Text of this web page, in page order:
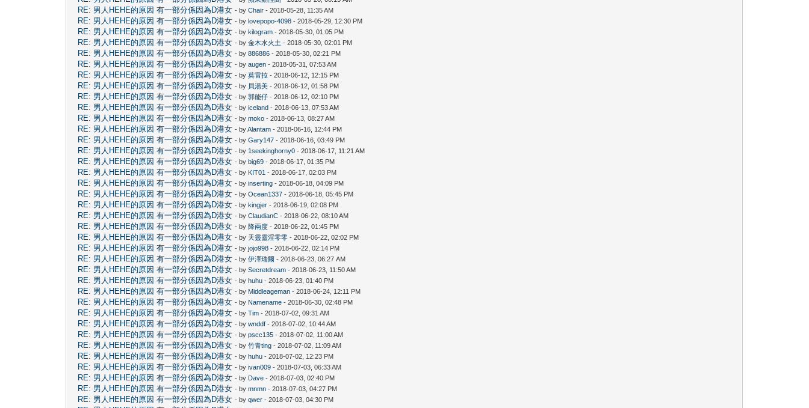
RE: 男人HEHE的原因 有一部分係因為D港女 - byChair - 2018-05-28, 11:35 AM
RE: 男人HEHE的原因 有一部分係因為D港女 - bylovepopo-4098 - 2018-05-29, 12:30 PM
RE: 男人HEHE的原因 有一部分係因為D港女 - bykilogram - 2018-05-30, 01:05 PM
RE: 男人HEHE的原因 有一部分係因為D港女 - by金木水火土 - 2018-05-30, 02:01 PM
RE: 男人HEHE的原因 有一部分係因為D港女 - by886886 - 2018-05-30, 02:21 PM
RE: 男人HEHE的原因 有一部分係因為D港女 - byaugen - 2018-05-31, 07:53 AM
RE: 男人HEHE的原因 有一部分係因為D港女 - by莫雷拉 - 2018-06-12, 12:15 PM
RE: 男人HEHE的原因 有一部分係因為D港女 - by 貝湯美 - 2018-06-12, 01:58 PM
RE: 男人HEHE的原因 有一部分係因為D港女 - by郭能仔 - 2018-06-12, 02:10 PM
RE: 男人HEHE的原因 有一部分係因為D港女 - byiceland - 2018-06-13, 07:53 AM
RE: 男人HEHE的原因 有一部分係因為D港女 - bymoko - 2018-06-13, 08:27 AM
RE: 男人HEHE的原因 有一部分係因為D港女 - byAlantam - 2018-06-16, 12:44 PM
RE: 男人HEHE的原因 有一部分係因為D港女 - byGary147 - 2018-06-16, 03:49 PM
RE: 男人HEHE的原因 有一部分係因為D港女 - by 1seekinghorny0 - 2018-06-17, 11:21 AM
RE: 男人HEHE的原因 有一部分係因為D港女 - bybig69 - 2018-06-17, 01:35 PM
RE: 男人HEHE的原因 有一部分係因為D港女 - by KIT01 - 2018-06-17, 02:03 PM
RE: 男人HEHE的原因 有一部分係因為D港女 - byinserting - 2018-06-18, 04:09 PM
RE: 男人HEHE的原因 有一部分係因為D港女 - byOcean1337 - 2018-06-18, 05:45 PM
RE: 男人HEHE的原因 有一部分係因為D港女 - bykingjer - 2018-06-19, 02:08 PM
RE: 男人HEHE的原因 有一部分係因為D港女 - byClaudianC - 2018-06-22, 08:10 AM
RE: 男人HEHE的原因 有一部分係因為D港女 - by降兩度 - 2018-06-22, 01:45 PM
RE: 男人HEHE的原因 有一部分係因為D港女 - by 天靈靈淫零零 - 2018-06-22, 02:02 PM
RE: 男人HEHE的原因 有一部分係因為D港女 - byjojo998 - 2018-06-22, 02:14 PM
RE: 男人HEHE的原因 有一部分係因為D港女 - by伊澤瑞爾 - 2018-06-23, 06:27 AM
RE: 男人HEHE的原因 有一部分係因為D港女 - bySecretdream - 2018-06-23, 11:50 AM
RE: 男人HEHE的原因 有一部分係因為D港女 - byhuhu - 2018-06-23, 01:40 PM
RE: 男人HEHE的原因 有一部分係因為D港女 - by Middleageman - 2018-06-24, 12:11 PM
RE: 男人HEHE的原因 有一部分係因為D港女 - by Namename - 2018-06-30, 02:48 PM
RE: 男人HEHE的原因 有一部分係因為D港女 - byTim - 2018-07-02, 09:31 AM
RE: 男人HEHE的原因 有一部分係因為D港女 - bywnddf - 2018-07-02, 10:44 AM
RE: 男人HEHE的原因 有一部分係因為D港女 - bypscc135 - 2018-07-02, 11:00 AM
RE: 男人HEHE的原因 有一部分係因為D港女 - by竹青ting - 2018-07-02, 11:09 AM
RE: 男人HEHE的原因 有一部分係因為D港女 - byhuhu - 2018-07-02, 12:23 PM
RE: 男人HEHE的原因 有一部分係因為D港女 - byivan009 - 2018-07-03, 06:33 AM
RE: 男人HEHE的原因 有一部分係因為D港女 - by Dave - 2018-07-03, 02:40 PM
RE: 男人HEHE的原因 有一部分係因為D港女 - bymnmn - 2018-07-03, 04:27 PM
RE: 男人HEHE的原因 有一部分係因為D港女 - byqwer - 2018-07-03, 04:30 PM